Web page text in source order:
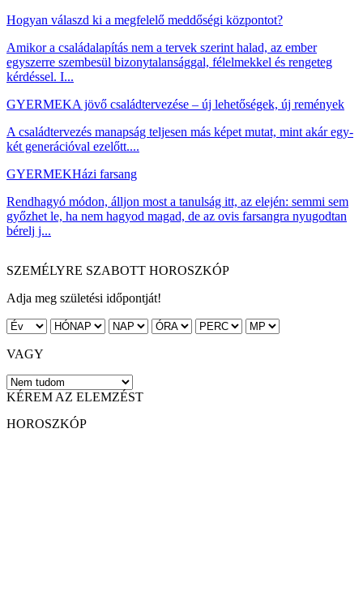
Hogyan válaszd ki a megfelelő meddőségi központot?
Amikor a családalapítás nem a tervek szerint halad, az ember
egyszerre szembesül bizonytalansággal, félelmekkel és rengeteg
kérdéssel. I...
GYERMEKA jövő családtervezése – új lehetőségek, új remények
A családtervezés manapság teljesen más képet mutat, mint akár egy-
két generációval ezelőtt....
GYERMEKHázi farsang
Rendhagyó módon, álljon most a tanulság itt, az elején: semmi sem
győzhet le, ha nem hagyod magad, de az ovis farsangra nyugodtan
bérelj j...
SZEMÉLYRE SZABOTT HOROSZKÓP
Adja meg születési időpontját!
VAGY
KÉREM AZ ELEMZÉST
HOROSZKÓP